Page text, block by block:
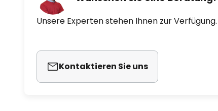
Unsere Experten stehen Ihnen zur Verfügung.
Kontaktieren Sie uns